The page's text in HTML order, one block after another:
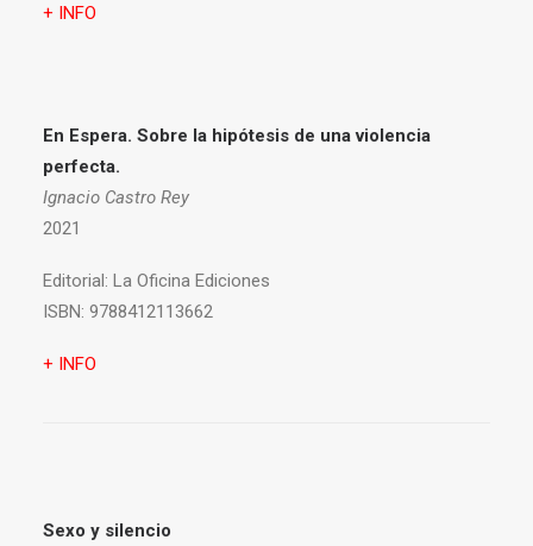
+ INFO
En Espera. Sobre la hipótesis de una violencia
perfecta.
Ignacio Castro Rey
2021
Editorial: La Oficina Ediciones
ISBN: 9788412113662
+ INFO
Sexo y silencio